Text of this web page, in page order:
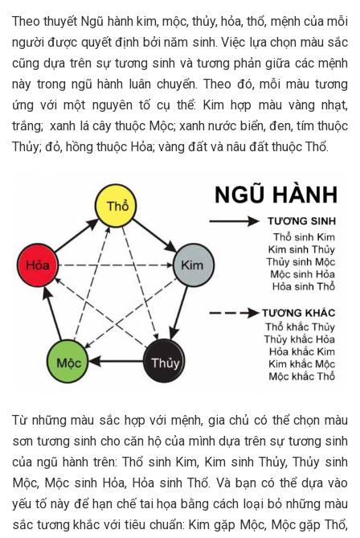
Theo thuyết Ngũ hành kim, mộc, thủy, hỏa, thổ, mệnh của mỗi
người được quyết định bởi năm sinh. Việc lựa chọn màu sắc
cũng dựa trên sự tương sinh và tương phản giữa các mệnh
này trong ngũ hành luân chuyển. Theo đó, mỗi màu tương
ứng với một nguyên tố cụ thể: Kim hợp màu vàng nhạt,
trắng; xanh lá cây thuộc Mộc; xanh nước biển, đen, tím thuộc
Thủy; đỏ, hồng thuộc Hỏa; vàng đất và nâu đất thuộc Thổ.
Từ những màu sắc hợp với mệnh, gia chủ có thể chọn màu
sơn tương sinh cho căn hộ của mình dựa trên sự tương sinh
của ngũ hành trên: Thổ sinh Kim, Kim sinh Thủy, Thủy sinh
Mộc, Mộc sinh Hỏa, Hỏa sinh Thổ. Và bạn có thể dựa vào
yếu tố này để hạn chế tai họa bằng cách loại bỏ những màu
sắc tương khắc với tiêu chuẩn: Kim gặp Mộc, Mộc gặp Thổ,